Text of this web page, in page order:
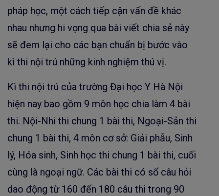
pháp học, một cách tiếp cận vấn đề khác
nhau nhưng hi vọng qua bài viết chia sẻ này
sẽ đem lại cho các bạn chuẩn bị bước vào
kì thi nội trú những kinh nghiệm thú vị.
Kì thi nội trú của trường Đại học Y Hà Nội
hiện nay bao gồm 9 môn học chia làm 4 bài
thi. Nội-Nhi thi chung 1 bài thi, Ngoại-Sản thi
chung 1 bài thi, 4 môn cơ sở: Giải phẫu, Sinh
lý, Hóa sinh, Sinh học thi chung 1 bài thi, cuối
cùng là ngoại ngữ. Các bài thi có số câu hỏi
dao động từ 160 đến 180 câu thi trong 90